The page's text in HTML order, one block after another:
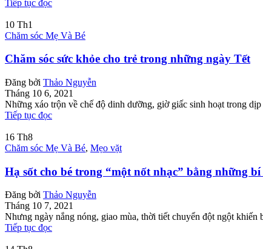
Tiếp tục đọc
10 Th1
Chăm sóc Mẹ Và Bé
Chăm sóc sức khỏe cho trẻ trong những ngày Tết
Đăng bởi Thảo Nguyễn
Tháng 10 6, 2021
Những xáo trộn về chế độ dinh dưỡng, giờ giấc sinh hoạt trong
Tiếp tục đọc
16 Th8
Chăm sóc Mẹ Và Bé, Mẹo vặt
Hạ sốt cho bé trong “một nốt nhạc” bằng những
Đăng bởi Thảo Nguyễn
Tháng 10 7, 2021
Nhưng ngày nắng nóng, giao mùa, thời tiết chuyển đột ngột
Tiếp tục đọc